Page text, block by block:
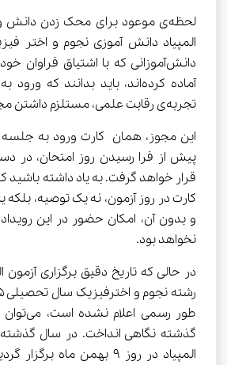
المپیاد دانش آموزی نجوم و اختر
دانش‌آموزانی که با اشتیاق فراوان
تجربه‌ی رقابت علمی، مستلزم داشتن مجوز رسمی است.
این مجوز، همان کارت ورود به
پیش از فرا رسیدن روز امتحان، در
قرار خواهد گرفت. به یاد داشته باشید
کارت در روز آزمون، نه یک توصیه،
و بدون آن، امکان حضور در این
نخواهد بود.
المپیاد در روز 9 بهمن ماه